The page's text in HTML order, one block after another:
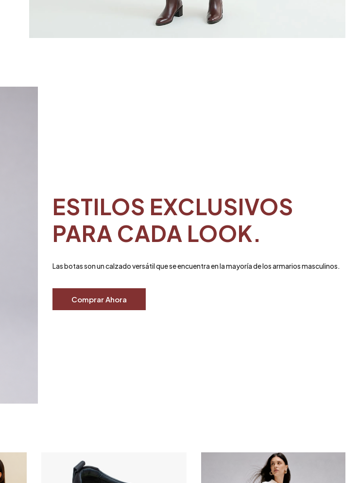
ESTILOS EXCLUSIVOS
PARA CADA LOOK.
Las botas son un calzado versátil que se encuentra en la mayoría de los armarios masculinos.
Comprar Ahora